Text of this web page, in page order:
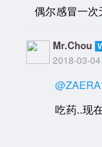
偶尔感冒一次
Mr.Chou
2018-03-
吃药..现